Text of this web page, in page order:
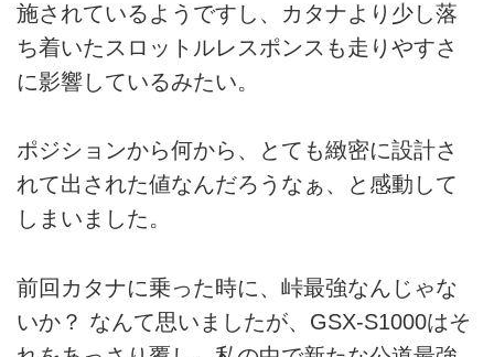
施されているようですし、カタナより少し落
ち着いたスロットルレスポンスも走りやすさ
に影響しているみたい。
ポジションから何から、とても緻密に設計さ
れて出された値なんだろうなぁ、と感動して
しまいました。
前回カタナに乗った時に、峠最強なんじゃな
いか？ なんて思いましたが、GSX-S1000はそ